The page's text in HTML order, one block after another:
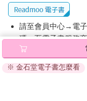
請至會員中心→電
碼』至電子書服務
退換貨須知：
因版權保護，您在
※ 金石堂電子書怎麼看